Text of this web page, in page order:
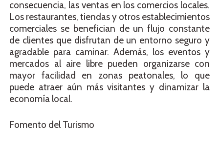
consecuencia, las ventas en los comercios locales.
Los restaurantes, tiendas y otros establecimientos
comerciales se benefician de un flujo constante
de clientes que disfrutan de un entorno seguro y
agradable para caminar. Además, los eventos y
mercados al aire libre pueden organizarse con
mayor facilidad en zonas peatonales, lo que
puede atraer aún más visitantes y dinamizar la
economía local.
Fomento del Turismo